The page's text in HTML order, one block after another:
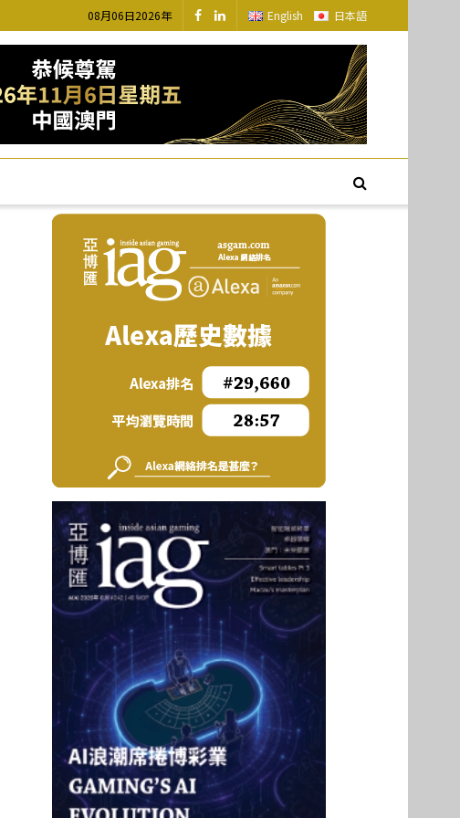
08月06日2026年 English 日本語